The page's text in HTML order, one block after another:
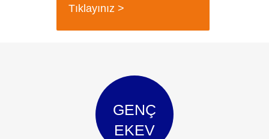
Tıklayınız >
GENÇ
EKEV